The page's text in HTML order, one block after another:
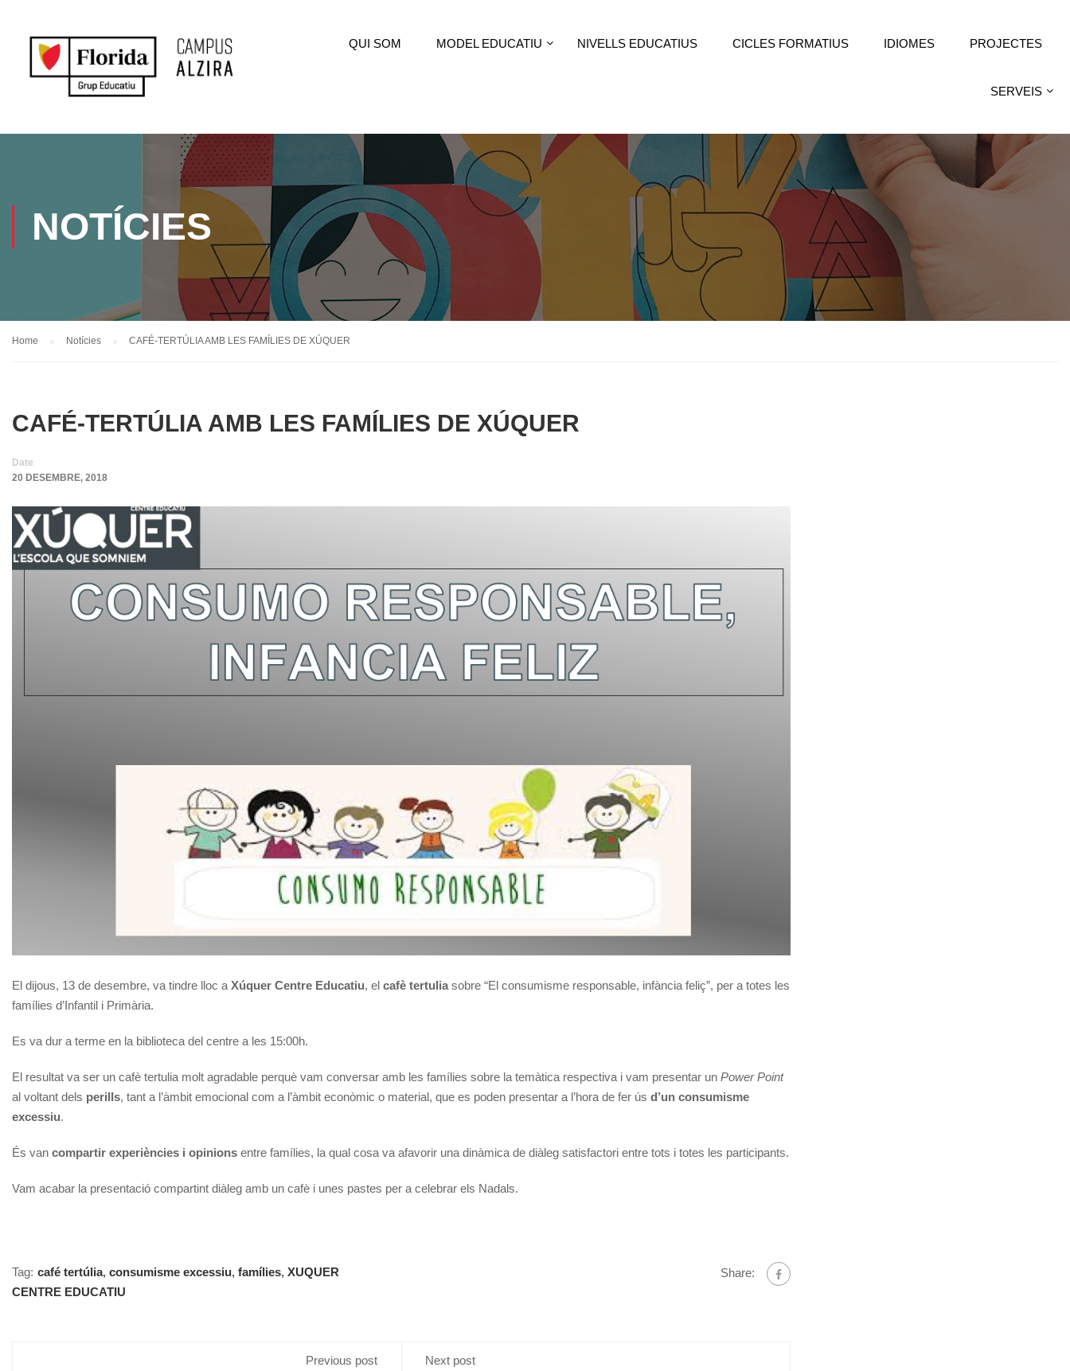
QUI SOM MODEL EDUCATIU NIVELLS EDUCATIUS CICLES FORMATIUS IDIOMES PROJECTES
SERVEIS
NOTÍCIES
Home Notícies CAFÉ-TERTÚLIA AMB LES FAMÍLIES DE XÚQUER
CAFÉ-TERTÚLIA AMB LES FAMÍLIES DE XÚQUER
Date
20 DESEMBRE, 2018
El dijous, 13 de desembre, va tindre lloc a Xúquer Centre Educatiu, el cafè tertulia sobre “El consumisme responsable, infància feliç”, per a totes les
famílies d’Infantil i Primària.
Es va dur a terme en la biblioteca del centre a les 15:00h.
El resultat va ser un cafè tertulia molt agradable perquè vam conversar amb les famílies sobre la temàtica respectiva i vam presentar un Power Point
al voltant dels perills, tant a l’àmbit emocional com a l’àmbit econòmic o material, que es poden presentar a l’hora de fer ús d’un consumisme
excessiu.
És van compartir experiències i opinions entre famílies, la qual cosa va afavorir una dinàmica de diàleg satisfactori entre tots i totes les participants.
Vam acabar la presentació compartint diàleg amb un cafè i unes pastes per a celebrar els Nadals.
Tag: café tertúlia, consumisme excessiu, famílies, XUQUER
CENTRE EDUCATIU
Share:
Previous post
Next post